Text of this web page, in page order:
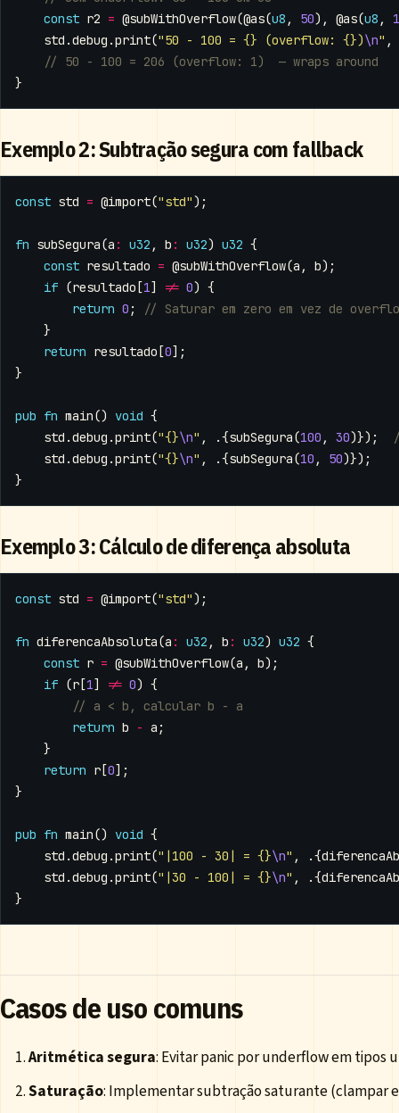
const r2 = @subWithOverflow(@as(u8 , 50), @as(u8 ,
std .debug .print("50 - 100 = {} (overflow: {})\n" ,
}
Exemplo 2: Subtração segura com fallback
const std = @import("std");
fn subSegura(a : u32 , b : u32) u32 {
const resultado = @subWithOverflow(a , b);
if (resultado [1] != 0) {
return 0 ;
}
return resultado [0];
}
pub fn main() void {
std .debug .print("{}\n" , .{subSegura(100 , 30)});
std .debug .print("{}\n" , .{subSegura(10 , 50)});
}
Exemplo 3: Cálculo de diferença absoluta
const std = @import("std");
fn diferencaAbsoluta(a : u32 , b : u32) u32 {
const r = @subWithOverflow(a , b);
if (r [1] != 0) {
return b - a ;
}
return r [0];
}
pub fn main() void {
std .debug .print("|100 - 30| = {}\n" , .{
std .debug .print("|30 - 100| = {}\n" , .{
}
Casos de uso comuns
Aritmética segura: Evitar panic por underflow em tipos
Saturação: Implementar subtração saturante (clampar